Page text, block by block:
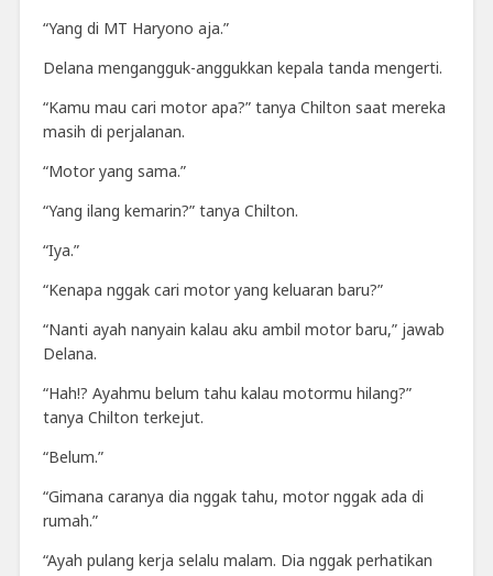
“Yang di MT Haryono aja.”
Delana mengangguk-anggukkan kepala tanda mengerti.
“Kamu mau cari motor apa?” tanya Chilton saat mereka
masih di perjalanan.
“Motor yang sama.”
“Yang ilang kemarin?” tanya Chilton.
“Iya.”
“Kenapa nggak cari motor yang keluaran baru?”
“Nanti ayah nanyain kalau aku ambil motor baru,” jawab
Delana.
“Hah!? Ayahmu belum tahu kalau motormu hilang?”
tanya Chilton terkejut.
“Belum.”
“Gimana caranya dia nggak tahu, motor nggak ada di
rumah.”
“Ayah pulang kerja selalu malam. Dia nggak perhatikan